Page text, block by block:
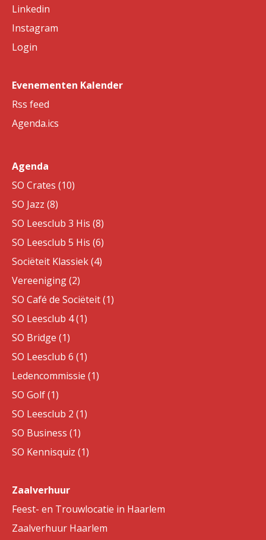
Linkedin
Instagram
Login
Evenementen Kalender
Rss feed
Agenda.ics
Agenda
SO Crates (10)
SO Jazz (8)
SO Leesclub 3 His (8)
SO Leesclub 5 His (6)
Sociëteit Klassiek (4)
Vereeniging (2)
SO Café de Sociëteit (1)
SO Leesclub 4 (1)
SO Bridge (1)
SO Leesclub 6 (1)
Ledencommissie (1)
SO Golf (1)
SO Leesclub 2 (1)
SO Business (1)
SO Kennisquiz (1)
Zaalverhuur
Feest- en Trouwlocatie in Haarlem
Zaalverhuur Haarlem